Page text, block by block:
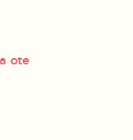
ote